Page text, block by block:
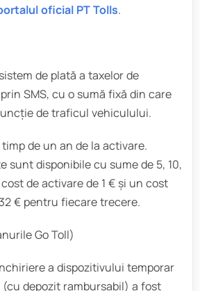
oficial PT Tolls.
de plată a taxelor de
SMS, cu o sumă fixă din care
de traficul vehiculului.
de un an de la activare.
sunt disponibile cu sume de 5, 10,
de activare de 1 € și un cost
€ pentru fiecare trecere.
Go Toll)
a dispozitivului temporar
(cu depozit rambursabil) a fost